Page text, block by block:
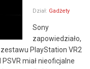
Dział: Gadżety
Sony
zapowiedziało,
PlayStation VR2
miał nieoficjalne